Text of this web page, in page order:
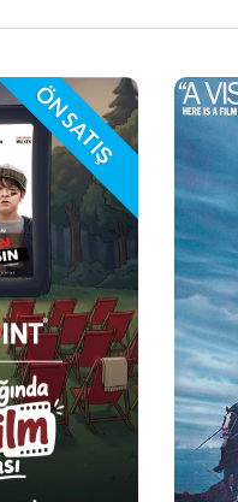
AL
ÖN SATIŞ